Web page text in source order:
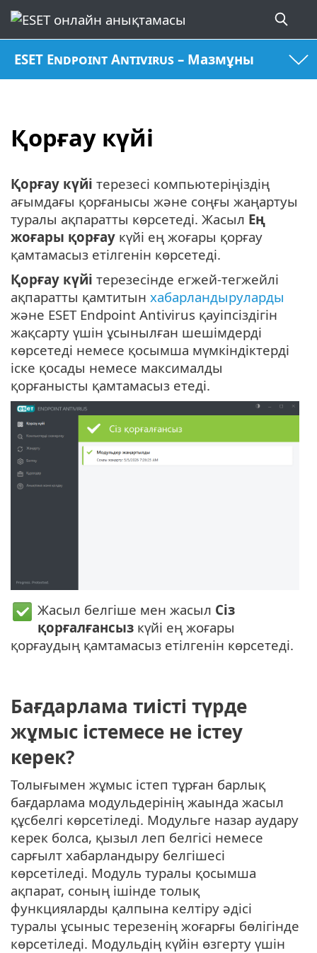
ESET Endpoint Antivirus – Мазмұны
Қорғау күйі
Қорғау күйі терезесі компьютеріңіздің
ағымдағы қорғанысы және соңғы жаңартуы
туралы ақпаратты көрсетеді. Жасыл Ең
жоғары қорғау күйі ең жоғары қорғау
қамтамасыз етілгенін көрсетеді.
Қорғау күйі терезесінде егжей-тегжейлі
ақпаратты қамтитын хабарландыруларды
және ESET Endpoint Antivirus қауіпсіздігін
жақсарту үшін ұсынылған шешімдерді
көрсетеді немесе қосымша мүмкіндіктерді
іске қосады немесе максималды
қорғанысты қамтамасыз етеді.
Жасыл белгіше мен жасыл Сіз
қорғалғансыз күйі ең жоғары
қорғаудың қамтамасыз етілгенін көрсетеді.
Бағдарлама тиісті түрде
жұмыс істемесе не істеу
керек?
Толығымен жұмыс істеп тұрған барлық
бағдарлама модульдерінің жаында жасыл
құсбелгі көрсетіледі. Модульге назар аудару
керек болса, қызыл леп белгісі немесе
сарғылт хабарландыру белгішесі
көрсетіледі. Модуль туралы қосымша
ақпарат, соның ішінде толық
функцияларды қалпына келтіру әдісі
туралы ұсыныс терезенің жоғарғы бөлігінде
көрсетіледі. Модульдің күйін өзгерту үшін